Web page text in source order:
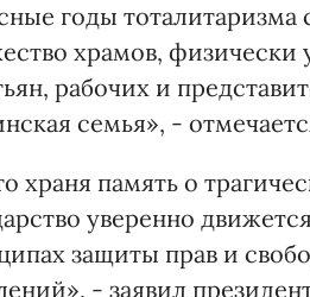
годы тоталитаризма
храмов, физически
рабочих и
семья», -
храня память о
уверенно
защиты прав и
- заявил